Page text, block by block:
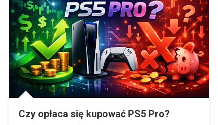
Czy opłaca się kupować PS5 Pro?